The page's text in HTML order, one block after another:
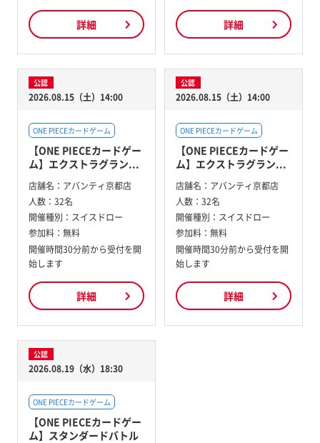
詳細 詳細
公認
2026.08.15（土）14:00
ONE PIECEカードゲーム
【ONE PIECEカードゲー
ム】エクストラグラン...
店舗名： アバンティ京都店
人数： 32名
開催種別： スイスドロー
参加料： 無料
開催時間30分前から受付を開
始します
詳細
公認
2026.08.15（土）14:00
ONE PIECEカードゲーム
【ONE PIECEカードゲー
ム】エクストラグラン...
店舗名： アバンティ京都店
人数： 32名
開催種別： スイスドロー
参加料： 無料
開催時間30分前から受付を開
始します
詳細
公認
2026.08.19（水）18:30
ONE PIECEカードゲーム
【ONE PIECEカードゲー
ム】スタンダードバトル